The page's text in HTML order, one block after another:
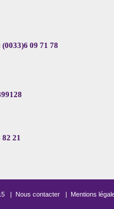
09 71 78
21
| Nous contacter | Mentions